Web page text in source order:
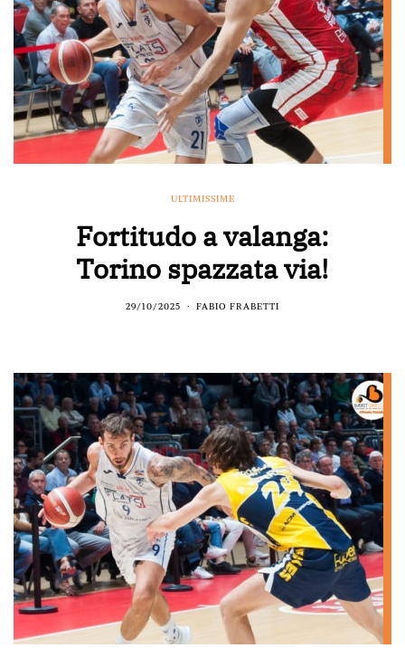
ULTIMISSIME
Fortitudo a valanga:
Torino spazzata via!
29/10/2025 FABIO FRABETTI